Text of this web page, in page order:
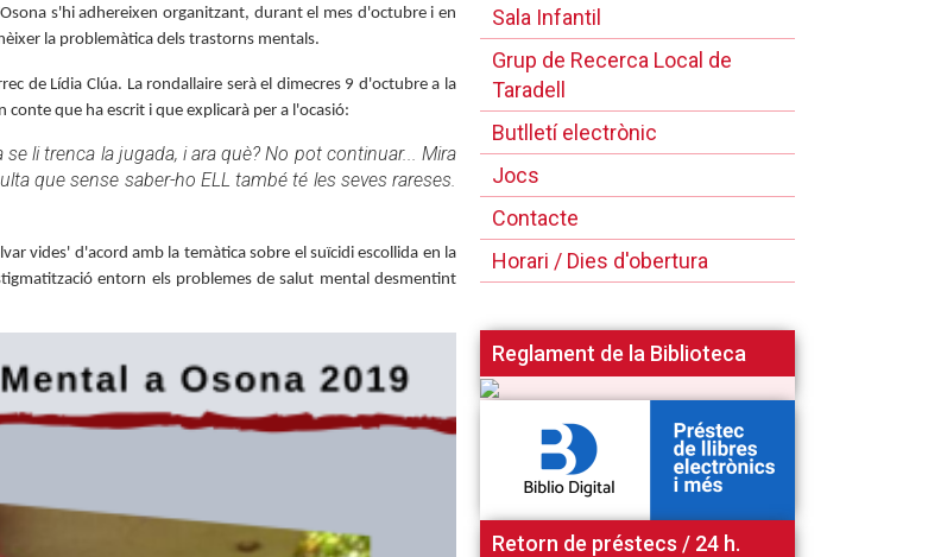
s'hi adhereixen organitzant, durant el mes d'octubre i en
la problemàtica dels trastorns mentals.
de Lídia Clúa. La rondallaire serà el dimecres 9 d'octubre a la
conte que ha escrit i que explicarà per a l'ocasió:
li trenca la jugada, i ara què? No pot continuar... Mira
que sense saber-ho ELL també té les seves rareses.
vides' d'acord amb la temàtica sobre el suïcidi escollida en la
entorn els problemes de salut mental desmentint
Sala Infantil
Grup de Recerca Local de
Taradell
Butlletí electrònic
Jocs
Contacte
Horari / Dies d'obertura
Reglament de la Biblioteca
Retorn de préstecs / 24 h.